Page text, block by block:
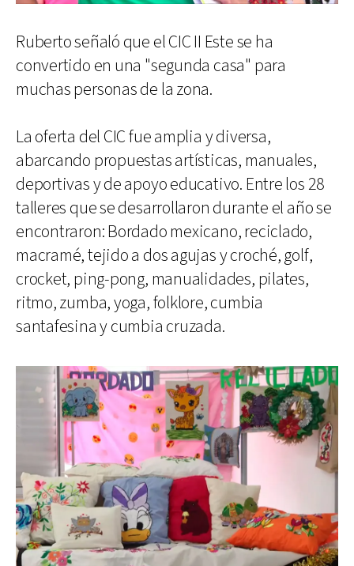
Ruberto señaló que el CIC II Este se ha
convertido en una "segunda casa" para
muchas personas de la zona.
La oferta del CIC fue amplia y diversa,
abarcando propuestas artísticas, manuales,
deportivas y de apoyo educativo. Entre los 28
talleres que se desarrollaron durante el año se
encontraron: Bordado mexicano, reciclado,
macramé, tejido a dos agujas y croché, golf,
crocket, ping-pong, manualidades, pilates,
ritmo, zumba, yoga, folklore, cumbia
santafesina y cumbia cruzada.